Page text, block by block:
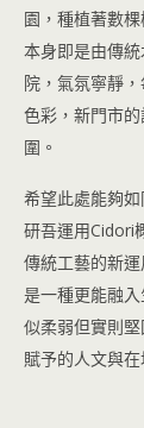
園，種植著數
本身即是由傳
院，氣氛寧靜
色彩，新門市
圍。
希望此處能夠
研吾運用Cidori
傳統工藝的新
是一種更能融
似柔弱但實則
賦予的人文與